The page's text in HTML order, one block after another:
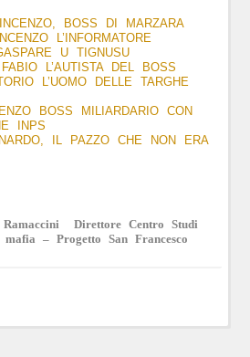
BOSS DI MARZARA
L’INFORMATORE
U TIGNUSU
L’AUTISTA DEL BOSS
L’UOMO DELLE TARGHE
BOSS MILIARDARIO CON
INPS
IL PAZZO CHE NON ERA
Direttore Centro Studi
– Progetto San Francesco